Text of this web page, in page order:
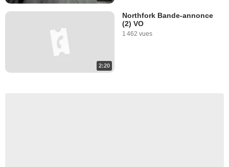
2:20
Northfork Bande-annonce
(2) VO
1 462 vues